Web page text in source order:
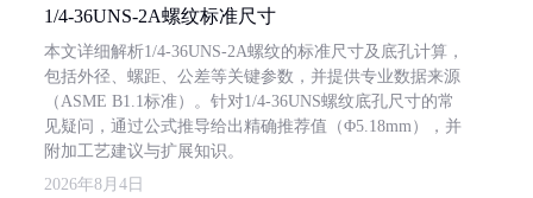
1/4-36UNS-2A螺纹标准尺寸
本文详细解析1/4-36UNS-2A螺纹的标准尺寸及底孔计算，
包括外径、螺距、公差等关键参数，并提供专业数据来源
（ASME B1.1标准）。针对1/4-36UNS螺纹底孔尺寸的常
见疑问，通过公式推导给出精确推荐值（Φ5.18mm），并
附加工艺建议与扩展知识。
2026年8月4日